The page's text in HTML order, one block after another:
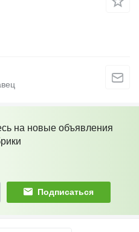
на новые объявления
Подписаться